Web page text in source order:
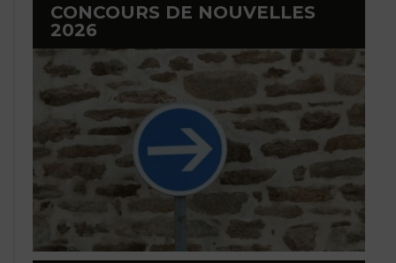
CONCOURS DE NOUVELLES
2026